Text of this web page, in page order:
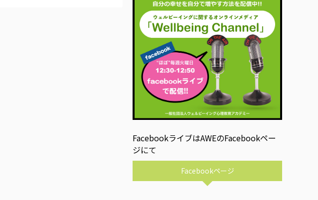
FacebookライブはAWEのFacebookペー
ジにて
Facebookページ